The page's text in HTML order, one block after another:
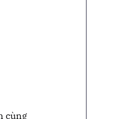
cùng